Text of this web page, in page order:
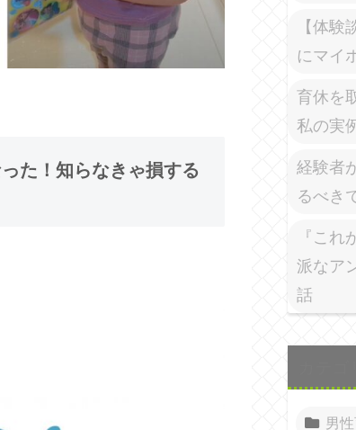
た！知らなきゃ損する
【体
にマイ
育休を
私の実
経験者
るべき
『こ
派なア
話
男